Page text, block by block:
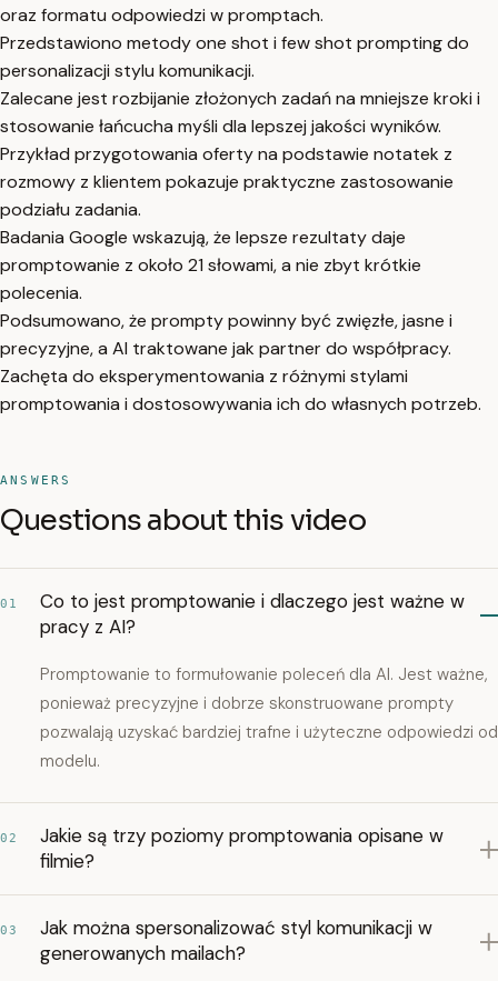
oraz formatu odpowiedzi w promptach.
Przedstawiono metody one shot i few shot prompting do
personalizacji stylu komunikacji.
Zalecane jest rozbijanie złożonych zadań na mniejsze kroki i
stosowanie łańcucha myśli dla lepszej jakości wyników.
Przykład przygotowania oferty na podstawie notatek z
rozmowy z klientem pokazuje praktyczne zastosowanie
podziału zadania.
Badania Google wskazują, że lepsze rezultaty daje
promptowanie z około 21 słowami, a nie zbyt krótkie
polecenia.
Podsumowano, że prompty powinny być zwięzłe, jasne i
precyzyjne, a AI traktowane jak partner do współpracy.
Zachęta do eksperymentowania z różnymi stylami
promptowania i dostosowywania ich do własnych potrzeb.
ANSWERS
Questions about this video
01
Co to jest promptowanie i dlaczego jest ważne w
pracy z AI?
Promptowanie to formułowanie poleceń dla AI. Jest ważne,
ponieważ precyzyjne i dobrze skonstruowane prompty
pozwalają uzyskać bardziej trafne i użyteczne odpowiedzi od
modelu.
02
Jakie są trzy poziomy promptowania opisane w
filmie?
03
Jak można spersonalizować styl komunikacji w
generowanych mailach?